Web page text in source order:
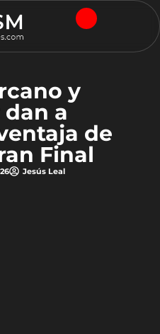
y
dan a
de
Final
Jesús Leal